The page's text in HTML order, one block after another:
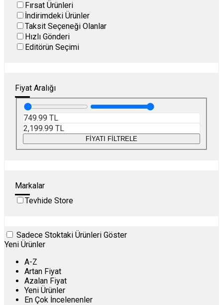
Fırsat Ürünleri
İndirimdeki Ürünler
Taksit Seçeneği Olanlar
Hızlı Gönderi
Editörün Seçimi
Fiyat Aralığı
749.99 TL
2,199.99 TL
FİYATI FİLTRELE
Markalar
Tevhide Store
Sadece Stoktaki Ürünleri Göster
Yeni Ürünler
A-Z
Artan Fiyat
Azalan Fiyat
Yeni Ürünler
En Çok İncelenenler